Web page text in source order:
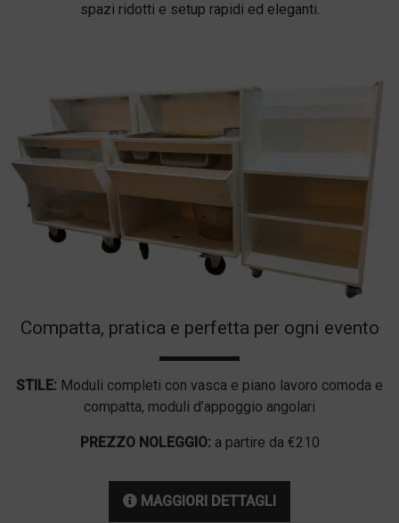
spazi ridotti e setup rapidi ed eleganti.
Compatta, pratica e perfetta per ogni evento
STILE: Moduli completi con vasca e piano lavoro comoda e
compatta, moduli d’appoggio angolari
PREZZO NOLEGGIO: a partire da €210
MAGGIORI DETTAGLI